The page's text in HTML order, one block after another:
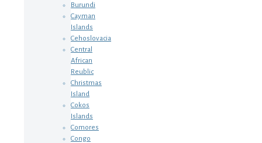
Burundi
Cayman
Islands
Cehoslovacia
Central
African
Reublic
Christmas
Island
Cokos
Islands
Comores
Congo